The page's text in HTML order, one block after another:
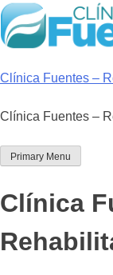
Skip
to
content
Clínica Fuentes –
Clínica Fuentes –
Primary Menu
Clínica